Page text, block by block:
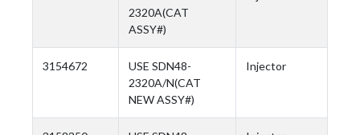
2320A(CAT
ASSY#)
3154672
USE SDN48-
2320A/N(CAT
NEW ASSY#)
Injector